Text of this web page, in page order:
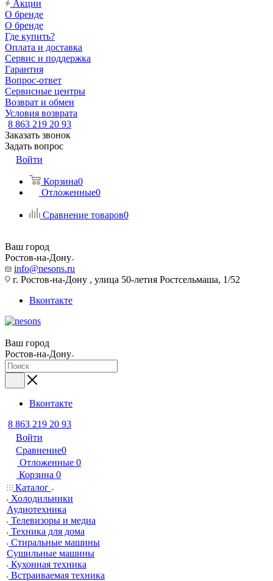
Акции
О бренде
О бренде
Где купить?
Оплата и доставка
Сервис и поддержка
Гарантия
Вопрос-ответ
Сервисные центры
Возврат и обмен
Условия возврата
8 863 219 20 93
Заказать звонок
Задать вопрос
Войти
Корзина0
Отложенные0
Сравнение товаров0
Ваш город
Ростов-на-Дону
info@nesons.ru
г. Ростов-на-Дону , улица 50-летия Ростсельмаша, 1/52
Вконтакте
Ваш город
Ростов-на-Дону
Вконтакте
8 863 219 20 93
Войти
Сравнение0
Отложенные 0
Корзина 0
Каталог
Холодильники
Аудиотехника
Телевизоры и медиа
Техника для дома
Стиральные машины
Сушильные машины
Кухонная техника
Встраиваемая техника